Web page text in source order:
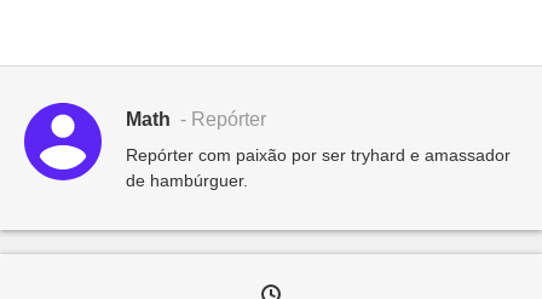
Math - Repórter
Repórter com paixão por ser tryhard e amassador
de hambúrguer.